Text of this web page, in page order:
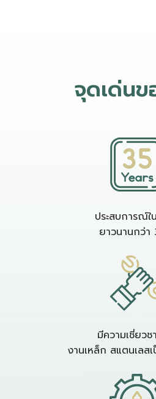
จุดเด่นข
ประสบการณ์ใ
ยาวนานกว่า
มีความเชี่ยว
งานเหล็ก สแตนเลส